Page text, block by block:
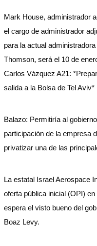
Mark House, administrador
el cargo de administrador
para la actual
Thomson, será el 10 de
Carlos Vázquez A21:
salida a la Bolsa de Tel Aviv*
Balazo: Permitiría al
participación de la empresa
privatizar una de las
La estatal Israel Aerospace
oferta pública inicial (OPI)
espera el visto bueno del
Boaz Levy.